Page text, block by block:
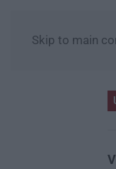
Skip to main